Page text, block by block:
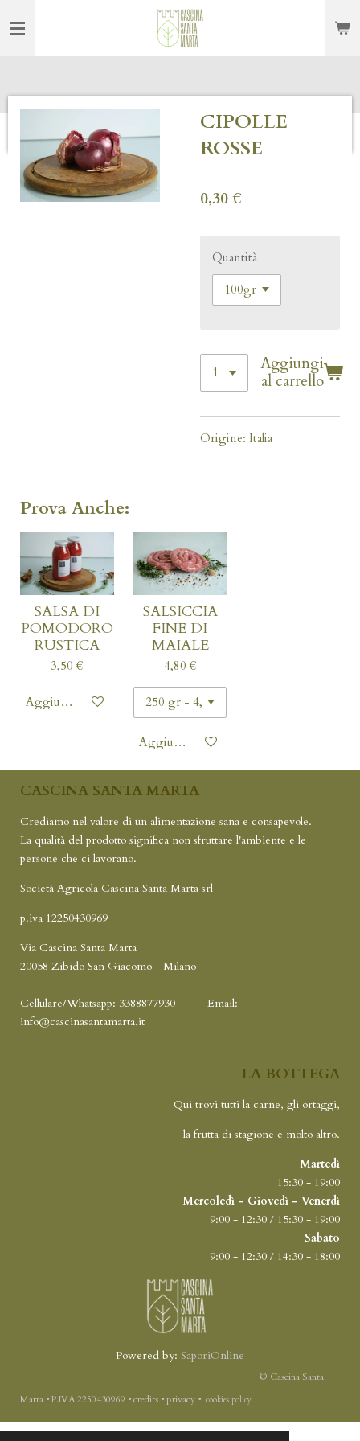
al
contenuto
CIPOLLE
ROSSE
0,30 €
Quantità
Aggiungi
al carrello
Origine: Italia
Prova Anche:
SALSA DI
POMODORO
RUSTICA
3,50 €
Aggiungi al carrello
SALSICCIA
FINE DI
MAIALE
4,80 €
Aggiungi al carrello
CASCINA SANTA MARTA
Crediamo nel valore di un alimentazione sana e consapevole.
La qualità del prodotto significa non sfruttare l'ambiente e le
persone che ci lavorano.
Società Agricola Cascina Santa Marta srl
p.iva 12250430969
Via Cascina Santa Marta
20058 Zibido San Giacomo - Milano
Cellulare/Whatsapp: 3388877930 Email:
info@cascinasantamarta.it
LA BOTTEGA
Qui trovi tutti la carne, gli ortaggi,
la frutta di stagione e molto altro.
Martedì
15:30 - 19:00
Mercoledì - Giovedì - Venerdì
9:00 - 12:30 / 15:30 - 19:00
Sabato
9:00 - 12:30 / 14:30 - 18:00
Powered by: SaporiOnline
© Cascina Santa
Marta ‭•P.IVA 2250430969 ‭•credits ‭•privacy ‭• cookies policy